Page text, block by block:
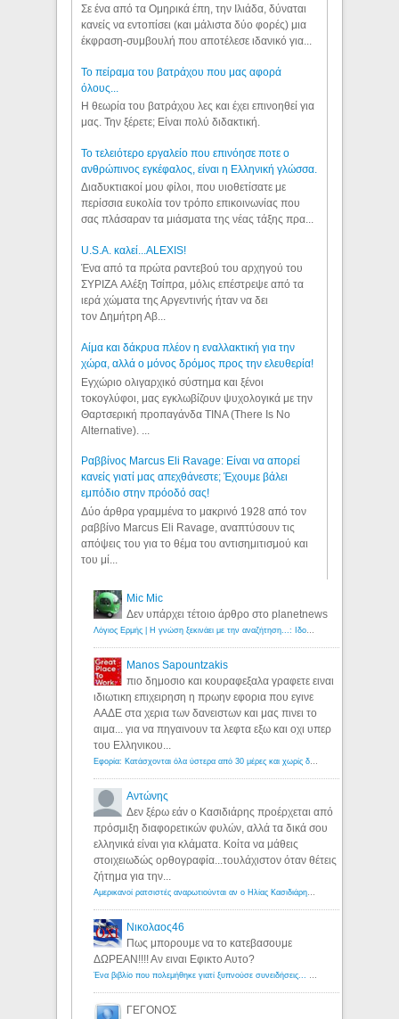
Σε ένα από τα Ομηρικά έπη, την Ιλιάδα, δύναται
κανείς να εντοπίσει (και μάλιστα δύο φορές) μια
έκφραση-συμβουλή που αποτέλεσε ιδανικό για...
Το πείραμα του βατράχου που μας αφορά
όλους...
Η θεωρία του βατράχου λες και έχει επινοηθεί για
μας. Την ξέρετε; Είναι πολύ διδακτική.
Το τελειότερο εργαλείο που επινόησε ποτε ο
ανθρώπινος εγκέφαλος, είναι η Ελληνική γλώσσα.
Διαδυκτιακοί μου φίλοι, που υιοθετίσατε με
περίσσια ευκολία τον τρόπο επικοινωνίας που
σας πλάσαραν τα μιάσματα της νέας τάξης πρα...
U.S.A. καλεί...ALEXIS!
Ένα από τα πρώτα ραντεβού του αρχηγού του
ΣΥΡΙΖΑ Αλέξη Τσίπρα, μόλις επέστρεψε από τα
ιερά χώματα της Αργεντινής ήταν να δει
τον Δημήτρη Αβ...
Αίμα και δάκρυα πλέον η εναλλακτική για την
χώρα, αλλά ο μόνος δρόμος προς την ελευθερία!
Εγχώριο ολιγαρχικό σύστημα και ξένοι
τοκογλύφοι, μας εγκλωβίζουν ψυχολογικά με την
Θαρτσερική προπαγάνδα TINA (There Is No
Alternative). ...
Ραββίνος Marcus Eli Ravage: Είναι να απορεί
κανείς γιατί μας απεχθάνεστε; Έχουμε βάλει
εμπόδιο στην πρόοδό σας!
Δύο άρθρα γραμμένα το μακρινό 1928 από τον
ραββίνο Marcus Eli Ravage, αναπτύσουν τις
απόψεις του για το θέμα του αντισημιτισμού και
του μί...
Mic Mic
Δεν υπάρχει τέτοιο άρθρο στο planetnews
Λόγιος Ερμής | Η γνώση ξεκινάει με την αναζήτηση...: Ιδού οι 18 που χρωστούν 11 δις ευρώ!
Manos Sapountzakis
πιο δημοσιο και κουραφεξαλα γραφετε ειναι
ιδιωτικη επιχειρηση η πρωην εφορια που εγινε
ΑΑΔΕ στα χερια των δανειστων και μας πινει το
αιμα... για να πηγαινουν τα λεφτα εξω και οχι υπερ
του Ελληνικου...
Εφορία: Κατάσχονται όλα ύστερα από 30 μέρες και χωρίς δικαστικές αποφάσεις - Λόγιος Ερμής
Αντώνης
Δεν ξέρω εάν ο Κασιδιάρης προέρχεται από
πρόσμιξη διαφορετικών φυλών, αλλά τα δικά σου
ελληνικά είναι για κλάματα. Κοίτα να μάθεις
στοιχειωδώς ορθογραφία...τουλάχιστον όταν θέτεις
ζήτημα για την...
Αμερικανοί ρατσιστές αναρωτιούνται αν ο Ηλίας Κασιδιάρης ανήκει στη λευκή φυλή... - Λόγιος Ερμής
Νικολαος46
Πως μπορουμε να το κατεβασουμε
ΔΩΡΕΑΝ!!!! Αν ειναι Εφικτο Αυτο?
Ένα βιβλίο που πολεμήθηκε γιατί ξυπνούσε συνειδήσεις... - Λόγιος Ερμής | Η γνώση ξεκινάει με την αναζήτηση...
ΓΕΓΟΝΟΣ